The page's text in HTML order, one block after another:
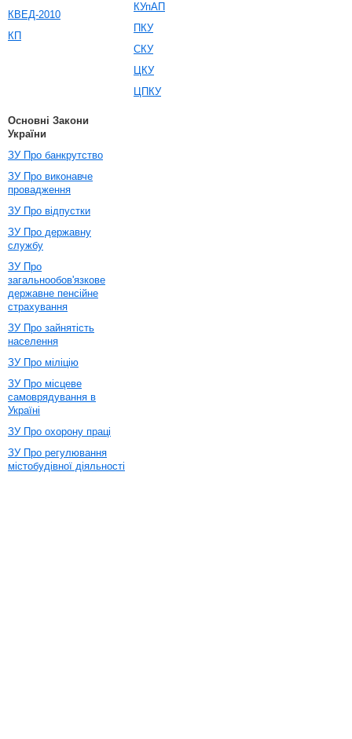
КВЕД-2010
КП
КУпАП
ПКУ
СКУ
ЦКУ
ЦПКУ
Основні Закони
України
ЗУ Про банкрутство
ЗУ Про виконавче
провадження
ЗУ Про відпустки
ЗУ Про державну
службу
ЗУ Про
загальнообов'язкове
державне пенсійне
страхування
ЗУ Про зайнятість
населення
ЗУ Про міліцію
ЗУ Про місцеве
самоврядування в
Україні
ЗУ Про охорону праці
ЗУ Про регулювання
містобудівної діяльності